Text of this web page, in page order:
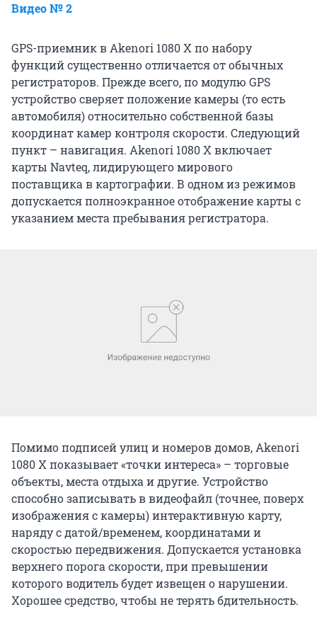
Видео № 2
GPS-приемник в Akenori 1080 X по набору
функций существенно отличается от обычных
регистраторов. Прежде всего, по модулю GPS
устройство сверяет положение камеры (то есть
автомобиля) относительно собственной базы
координат камер контроля скорости. Следующий
пункт – навигация. Akenori 1080 X включает
карты Navteq, лидирующего мирового
поставщика в картографии. В одном из режимов
допускается полноэкранное отображение карты с
указанием места пребывания регистратора.
Помимо подписей улиц и номеров домов, Akenori
1080 X показывает «точки интереса» – торговые
объекты, места отдыха и другие. Устройство
способно записывать в видеофайл (точнее, поверх
изображения с камеры) интерактивную карту,
наряду с датой/временем, координатами и
скоростью передвижения. Допускается установка
верхнего порога скорости, при превышении
которого водитель будет извещен о нарушении.
Хорошее средство, чтобы не терять бдительность.